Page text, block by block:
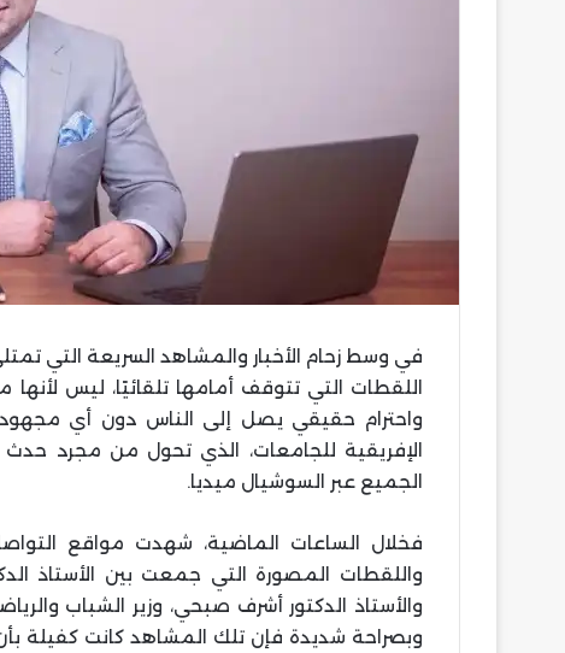
في وسط زحام الأخبار والمشاهد السريعة التي
اللقطات التي تتوقف أمامها تلقائيًا، ليس
واحترام حقيقي يصل إلى الناس دون أي
الإفريقية للجامعات، الذي تحول من مجرد
الجميع عبر السوشيال ميديا.
فخلال الساعات الماضية، شهدت مواقع
واللقطات المصورة التي جمعت بين الأستاذ
والأستاذ الدكتور أشرف صبحي، وزير الشباب
وبصراحة شديدة فإن تلك المشاهد كانت كفيلة